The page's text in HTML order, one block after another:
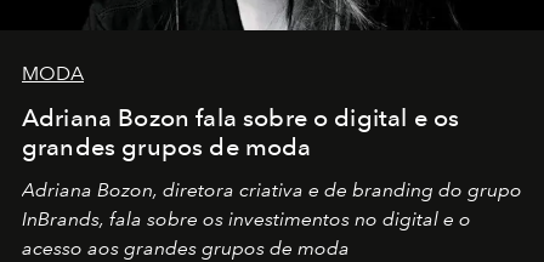
MODA
Adriana Bozon fala sobre o digital e os
grandes grupos de moda
Adriana Bozon, diretora criativa e de branding do grupo
InBrands, fala sobre os investimentos no digital e o
acesso aos grandes grupos de moda